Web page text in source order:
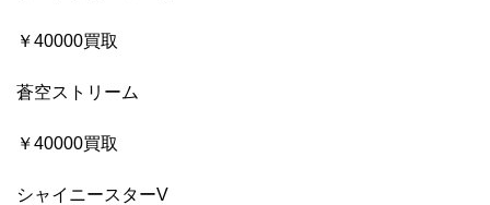
￥40000買取
蒼空ストリーム
￥40000買取
シャイニースターV